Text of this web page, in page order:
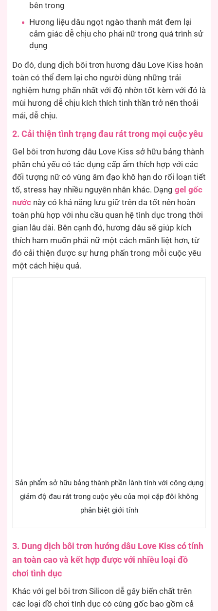
bên trong
Hương liệu dâu ngọt ngào thanh mát đem lại
cảm giác dễ chịu cho phái nữ trong quá trình sử
dụng
Do đó, dung dịch bôi trơn hương dâu Love Kiss hoàn
toàn có thể đem lại cho người dùng những trải
nghiệm hưng phấn nhất với độ nhờn tốt kèm với đó là
mùi hương dễ chịu kích thích tinh thần trở nên thoải
mái, dễ chịu.
2. Cải thiện tình trạng đau rát trong mọi cuộc yêu
Gel bôi trơn hương dâu Love Kiss sở hữu bảng thành
phần chủ yếu có tác dụng cấp ẩm thích hợp với các
đối tượng nữ có vùng âm đạo khô hạn do rối loạn tiết
tố, stress hay nhiều nguyên nhân khác. Dạng gel gốc
nước này có khả năng lưu giữ trên da tốt nên hoàn
toàn phù hợp với nhu cầu quan hệ tình dục trong thời
gian lâu dài. Bên cạnh đó, hương dâu sẽ giúp kích
thích ham muốn phái nữ một cách mãnh liệt hơn, từ
đó cải thiện được sự hưng phấn trong mỗi cuộc yêu
một cách hiệu quả.
Sản phẩm sở hữu bảng thành phần lành tính với công dụng
giảm độ đau rát trong cuộc yêu của mọi cặp đôi không
phân biệt giới tính
3. Dung dịch bôi trơn hướng dâu Love Kiss có tính
an toàn cao và kết hợp được với nhiều loại đồ
chơi tình dục
Khác với gel bôi trơn Silicon dễ gây biến chất trên
các loại đồ chơi tình dục có cùng gốc bao gồm cả